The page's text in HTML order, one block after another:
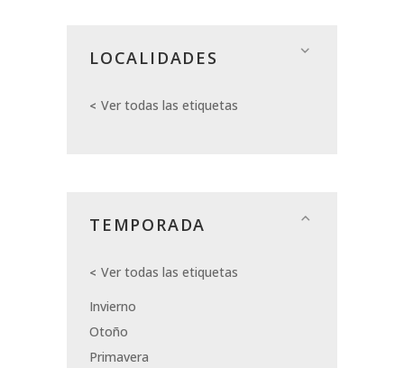
LOCALIDADES
Ver todas las etiquetas
TEMPORADA
Ver todas las etiquetas
Invierno
Otoño
Primavera